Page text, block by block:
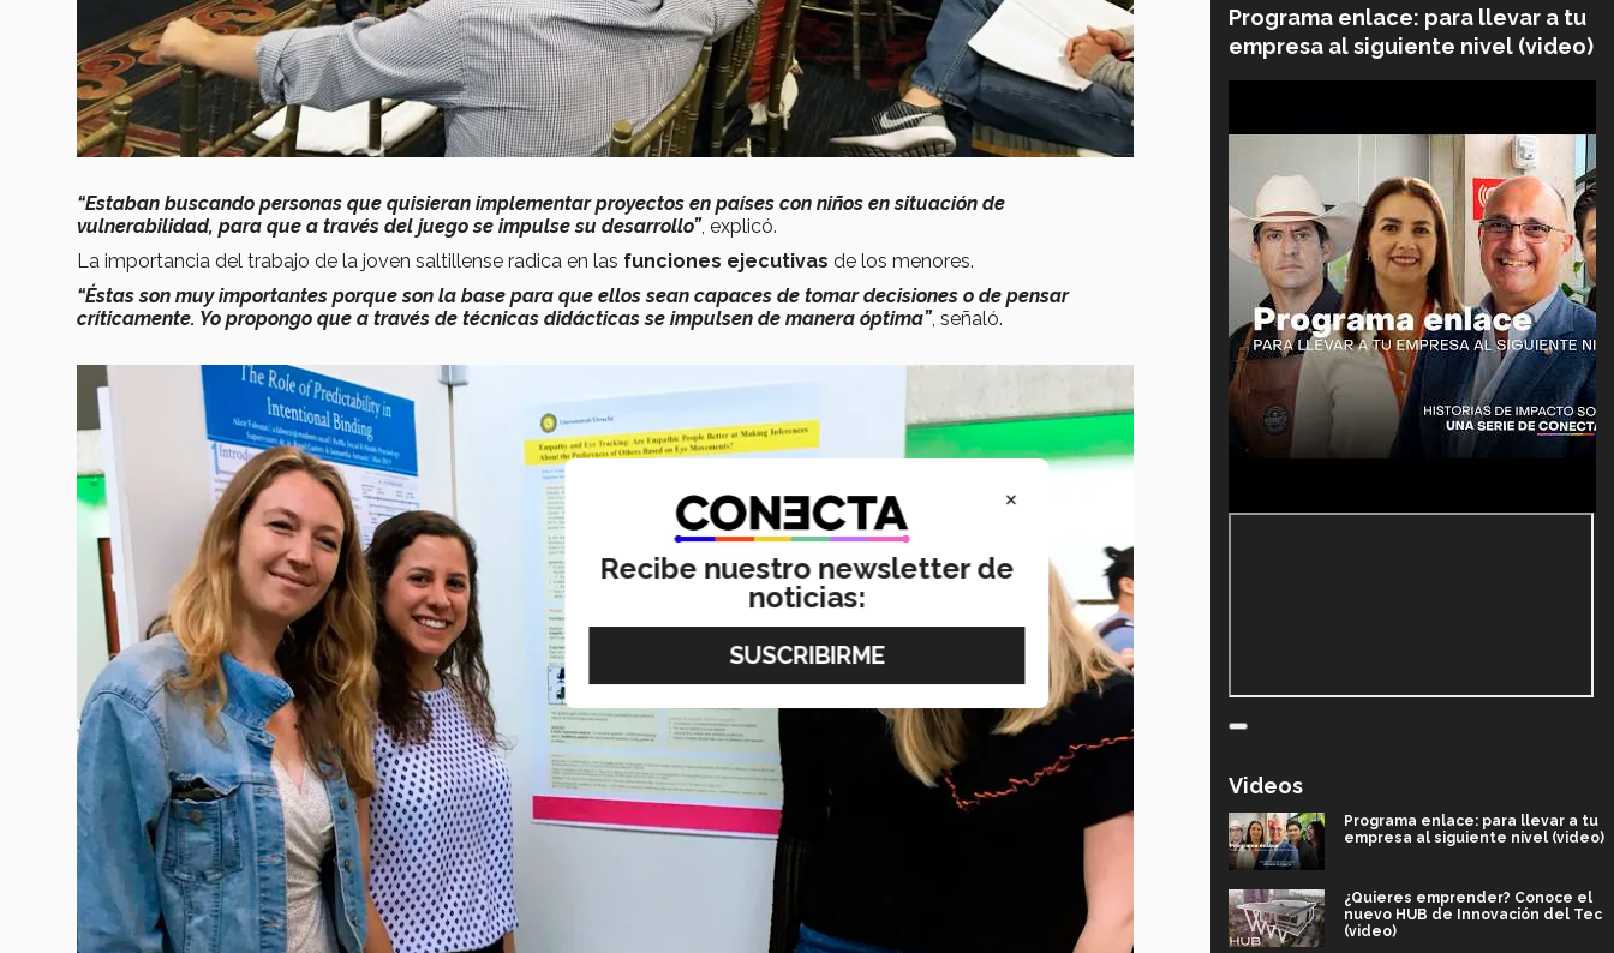
“Estaban buscando personas que quisieran implementar proyectos en países con niños en situación de
vulnerabilidad, para que a través del juego se impulse su desarrollo”, explicó.
La importancia del trabajo de la joven saltillense radica en las funciones ejecutivas de los menores.
“Éstas son muy importantes porque son la base para que ellos sean capaces de tomar decisiones o de pensar
críticamente. Yo propongo que a través de técnicas didácticas se impulsen de manera óptima”, señaló.
Programa enlace: para llevar a tu
empresa al siguiente nivel (video)
Videos
Programa enlace: para llevar a tu
empresa al siguiente nivel (video)
¿Quieres emprender? Conoce el
nuevo HUB de Innovación del Tec
(video)
×
Recibe nuestro newsletter de
noticias: